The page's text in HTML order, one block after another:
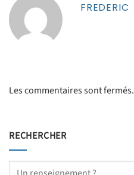
FREDERIC
Les commentaires sont fermés.
RECHERCHER